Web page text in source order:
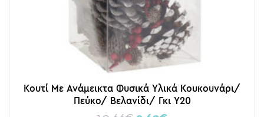
Κουτί Με Ανάμεικτα Φυσικά Υλικά Κουκουνάρι/
Πεύκο/ Βελανίδι/ Γκι Υ20